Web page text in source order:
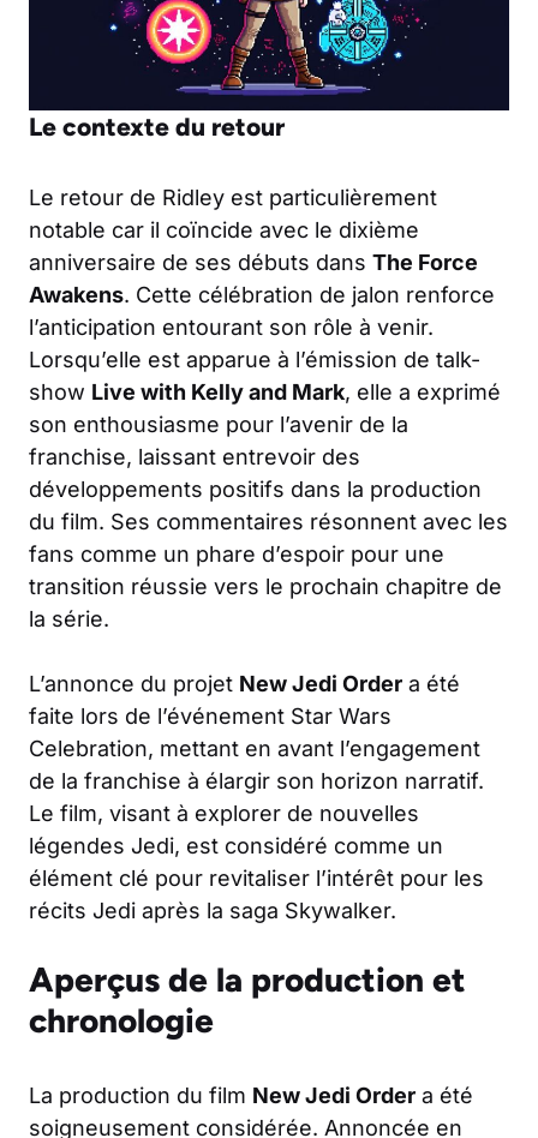
Le contexte du retour
Le retour de Ridley est particulièrement
notable car il coïncide avec le dixième
anniversaire de ses débuts dans The Force
Awakens. Cette célébration de jalon renforce
l’anticipation entourant son rôle à venir.
Lorsqu’elle est apparue à l’émission de talk-
show Live with Kelly and Mark, elle a exprimé
son enthousiasme pour l’avenir de la
franchise, laissant entrevoir des
développements positifs dans la production
du film. Ses commentaires résonnent avec les
fans comme un phare d’espoir pour une
transition réussie vers le prochain chapitre de
la série.
L’annonce du projet New Jedi Order a été
faite lors de l’événement Star Wars
Celebration, mettant en avant l’engagement
de la franchise à élargir son horizon narratif.
Le film, visant à explorer de nouvelles
légendes Jedi, est considéré comme un
élément clé pour revitaliser l’intérêt pour les
récits Jedi après la saga Skywalker.
Aperçus de la production et
chronologie
La production du film New Jedi Order a été
soigneusement considérée. Annoncée en